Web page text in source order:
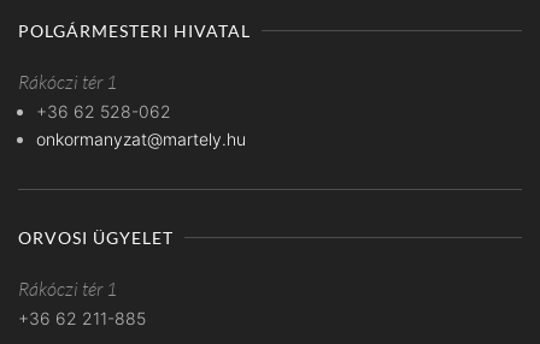
POLGÁRMESTERI HIVATAL
Rákóczi tér 1
+36 62 528-062
onkormanyzat@martely.hu
ORVOSI ÜGYELET
Rákóczi tér 1
+36 62 211-885